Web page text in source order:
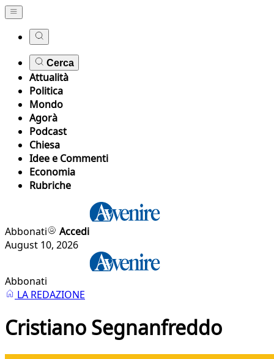
Cerca
Attualità
Politica
Mondo
Agorà
Podcast
Chiesa
Idee e Commenti
Economia
Rubriche
Abbonati
Accedi
August 10, 2026
Abbonati
LA REDAZIONE
Cristiano Segnanfreddo